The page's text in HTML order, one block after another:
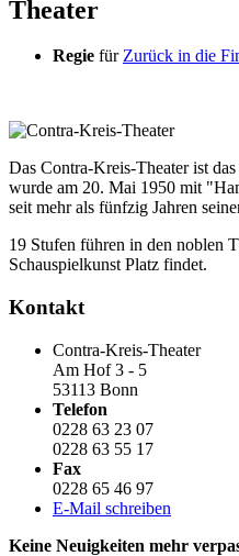
Theater
Regie fürZurück in die
Das Contra-Kreis-Theater ist
wurde am 20. Mai 1950 mit
seit mehr als fünfzig Jahren
19 Stufen führen in den noblen
Schauspielkunst Platz findet.
Kontakt
Contra-Kreis-Theater
Am Hof 3 - 5
53113 Bonn
Telefon
0228 63 23 07
0228 63 55 17
Fax
0228 65 46 97
E-Mail schreiben
Keine Neuigkeiten mehr